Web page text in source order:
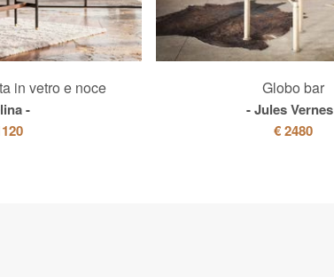
in vetro e noce Globo bar
Jules Vernes
€ 2480